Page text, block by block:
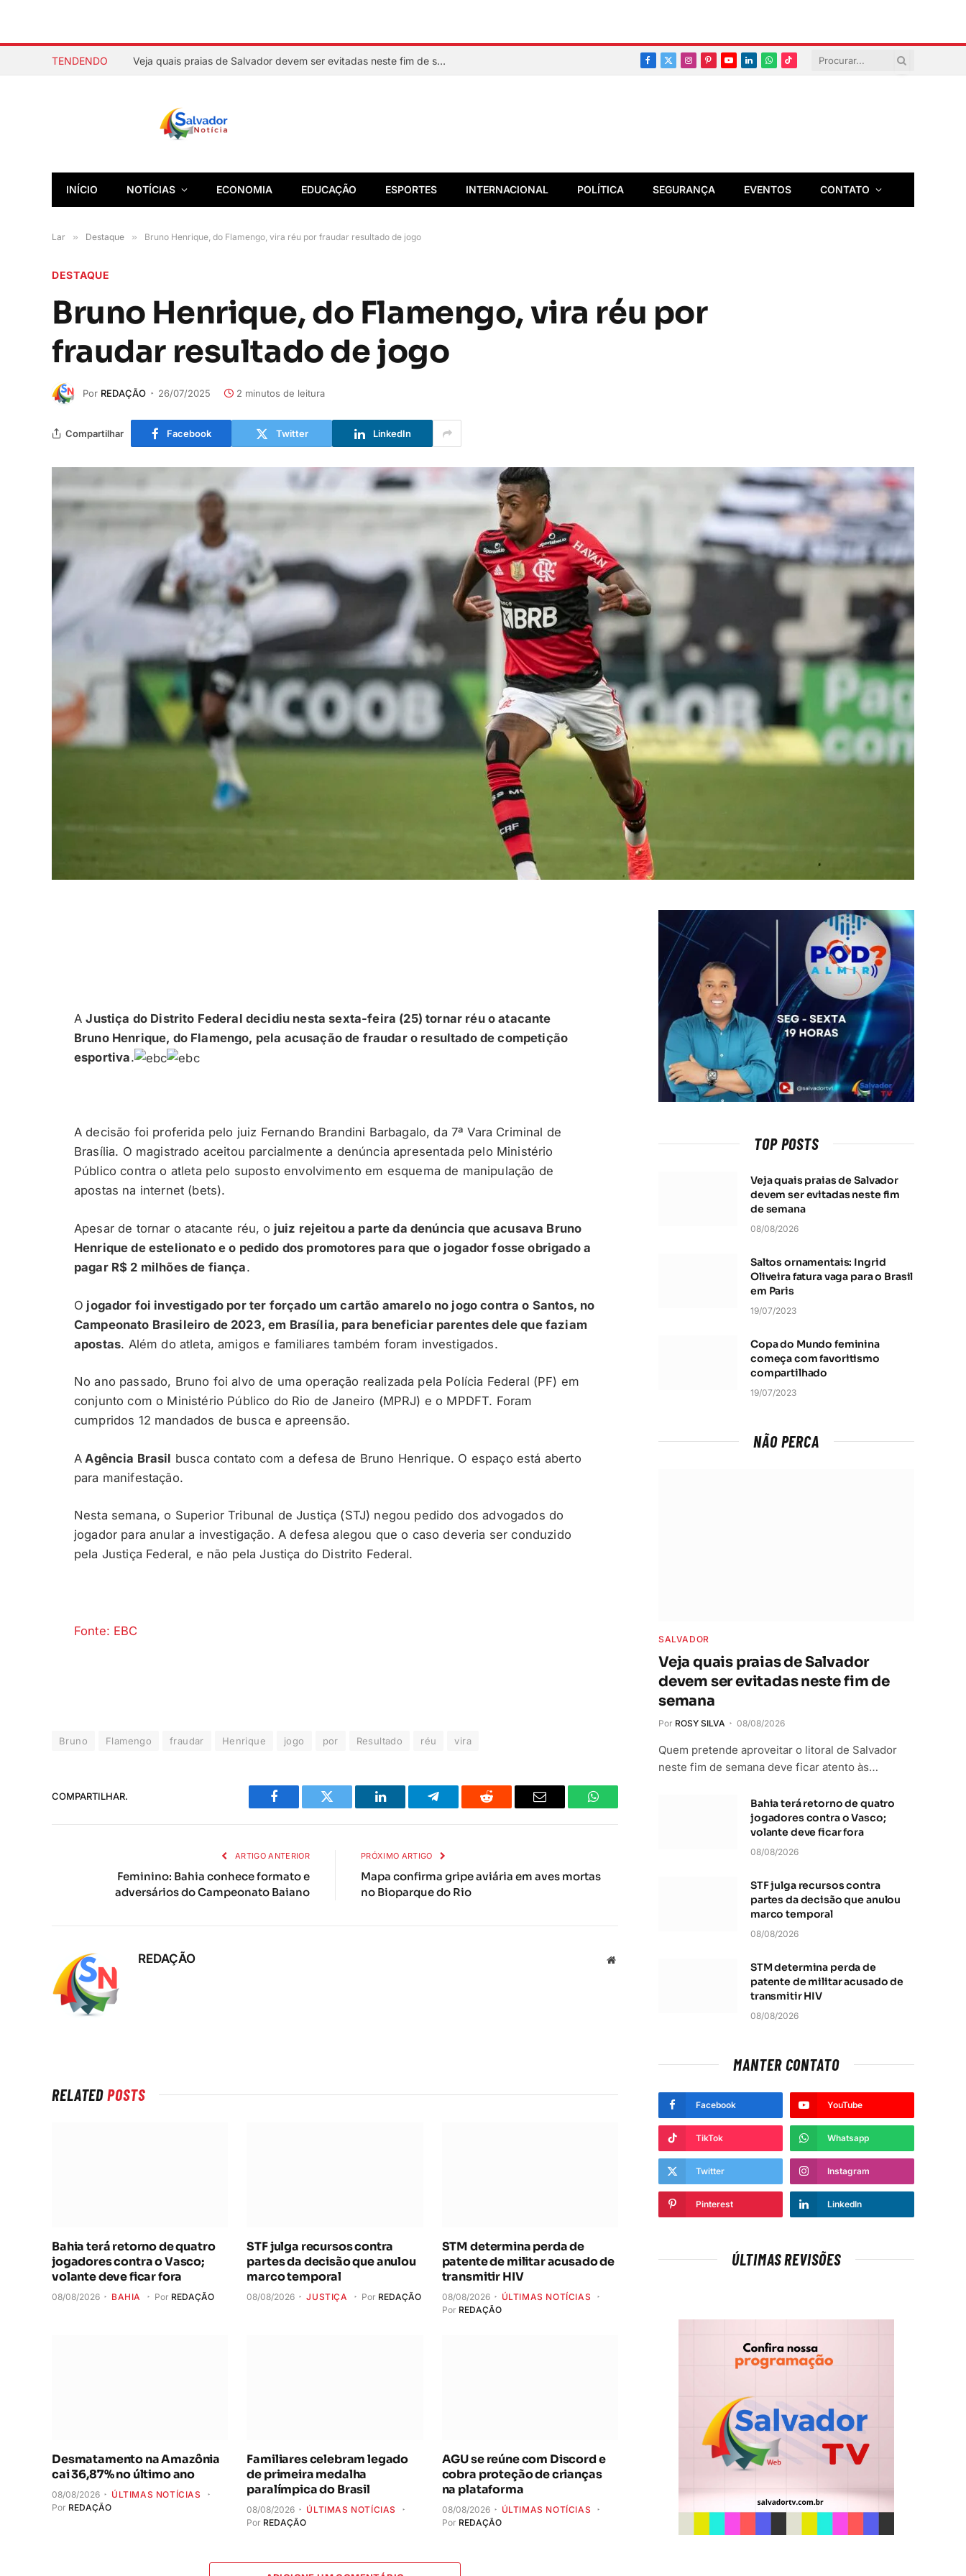
TENDENDO Veja quais praias de Salvador devem ser evitadas neste fim de semana
Facebook
X
Instagram
PinterestYouTubeLinkedInWhatsapp
TikTok
INÍCIO NOTÍCIAS ECONOMIA EDUCAÇÃO ESPORTES INTERNACIONAL POLÍTICA SEGURANÇA EVENTOS CONTATO
Lar » Destaque » Bruno Henrique, do Flamengo, vira réu por fraudar resultado de jogo
DESTAQUE
Bruno Henrique, do Flamengo, vira réu por
fraudar resultado de jogo
Por REDAÇÃO 26/07/2025 2 minutos de leitura
Compartilhar Facebook Twitter LinkedIn
AJustiça do Distrito Federal decidiu nesta sexta-feira (25) tornar réu o atacante
Bruno Henrique, do Flamengo, pela acusação de fraudar o resultado de competição
esportiva.
A decisão foi proferida pelo juiz Fernando Brandini Barbagalo, da 7ª Vara Criminal de
Brasília. O magistrado aceitou parcialmente a denúncia apresentada pelo Ministério
Público contra o atleta pelo suposto envolvimento em esquema de manipulação de
apostas na internet (bets).
Apesar de tornar o atacante réu, o juiz rejeitou a parte da denúncia que acusava Bruno
Henrique de estelionato e o pedido dos promotores para que o jogador fosse obrigado a
pagar R$ 2 milhões de fiança.
O jogador foi investigado por ter forçado um cartão amarelo no jogo contra o Santos, no
Campeonato Brasileiro de 2023, em Brasília, para beneficiar parentes dele que faziam
apostas. Além do atleta, amigos e familiares também foram investigados.
No ano passado, Bruno foi alvo de uma operação realizada pela Polícia Federal (PF) em
conjunto com o Ministério Público do Rio de Janeiro (MPRJ) e o MPDFT. Foram
cumpridos 12 mandados de busca e apreensão.
A Agência Brasil busca contato com a defesa de Bruno Henrique. O espaço está aberto
para manifestação.
Nesta semana, o Superior Tribunal de Justiça (STJ) negou pedido dos advogados do
jogador para anular a investigação. A defesa alegou que o caso deveria ser conduzido
pela Justiça Federal, e não pela Justiça do Distrito Federal.
Fonte: EBC
Bruno Flamengo fraudar Henrique jogo por Resultado réu vira
COMPARTILHAR.
Facebook Twitter LinkedIn TelegramaReddit
E-
Whatsapp
ARTIGO ANTERIOR
Feminino: Bahia conhece formato e
adversários do Campeonato Baiano
PRÓXIMO ARTIGO
Mapa confirma gripe aviária em aves mortas
no Bioparque do Rio
REDAÇÃO
Local
RELATEDPOSTS
Bahia terá retorno de quatro
jogadores contra o Vasco;
volante deve ficar fora
08/08/2026 BAHIA Por REDAÇÃO
STF julga recursos contra
partes da decisão que anulou
marco temporal
08/08/2026 JUSTIÇA Por REDAÇÃO
STM determina perda de
patente de militar acusado de
transmitir HIV
08/08/2026
ÚLTIMAS NOTÍCIAS
Por REDAÇÃO
Desmatamento na Amazônia
cai 36,87% no último ano
08/08/2026
ÚLTIMAS NOTÍCIAS
Por REDAÇÃO
Familiares celebram legado
de primeira medalha
paralímpica do Brasil
08/08/2026
ÚLTIMAS NOTÍCIAS
Por REDAÇÃO
AGU se reúne com Discord e
cobra proteção de crianças
na plataforma
08/08/2026
ÚLTIMAS NOTÍCIAS
Por REDAÇÃO
TOP POSTS
Veja quais praias de Salvador
devem ser evitadas neste fim
de semana
08/08/2026
Saltos ornamentais: Ingrid
Oliveira fatura vaga para o Brasil
em Paris
19/07/2023
Copa do Mundo feminina
começa com favoritismo
compartilhado
19/07/2023
NÃO PERCA
SALVADOR
Veja quais praias de Salvador
devem ser evitadas neste fim de
semana
Por ROSY SILVA 08/08/2026
Quem pretende aproveitar o litoral de Salvador
neste fim de semana deve ficar atento às…
Bahia terá retorno de quatro
jogadores contra o Vasco;
volante deve ficar fora
08/08/2026
STF julga recursos contra
partes da decisão que anulou
marco temporal
08/08/2026
STM determina perda de
patente de militar acusado de
transmitir HIV
08/08/2026
MANTER CONTATO
Facebook YouTube
TikTok Whatsapp
Twitter Instagram
Pinterest LinkedIn
ÚLTIMAS REVISÕES